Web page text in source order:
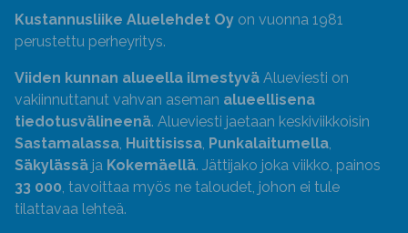
Kustannusliike Aluelehdet Oy on vuonna 1981
perustettu perheyritys.
Viiden kunnan alueella ilmestyvä Alueviesti on
vakiinnuttanut vahvan aseman alueellisena
tiedotusvälineenä. Alueviesti jaetaan keskiviikkoisin
Sastamalassa, Huittisissa, Punkalaitumella,
Säkylässä ja Kokemäellä. Jättijako joka viikko, painos
33 000, tavoittaa myös ne taloudet, johon ei tule
tilattavaa lehteä.